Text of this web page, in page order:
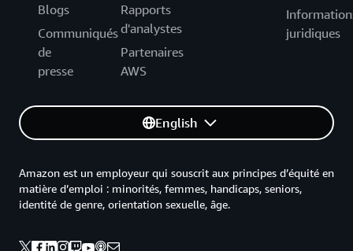
Blogs
Communiqués
de
presse
Rapports
d'analystes
Partenaires
AWS
juridiques
English
Amazon est un employeur qui souscrit aux principes d’équité en
matière d’emploi : minorités, femmes, handicaps, seniors,
identité de genre, orientation sexuelle, âge.